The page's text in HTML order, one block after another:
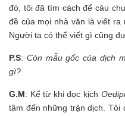
đó, tôi đã tìm cách để câu
đề của mọi nhà văn là viết
Người ta có thể viết gì cũng
P.S: Còn mẫu gốc của dịch
gì?
G.M: Kể từ khi đọc kịch
tâm đến những trận dịch. Tôi